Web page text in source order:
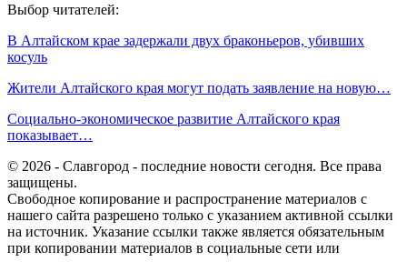
Выбор читателей:
В Алтайском крае задержали двух браконьеров, убивших
косуль
Жители Алтайского края могут подать заявление на новую…
Социально-экономическое развитие Алтайского края
показывает…
© 2026 - Славгород - последние новости сегодня. Все права
защищены.
Свободное копирование и распространение материалов с
нашего сайта разрешено только с указанием активной ссылки
на источник. Указание ссылки также является обязательным
при копировании материалов в социальные сети или